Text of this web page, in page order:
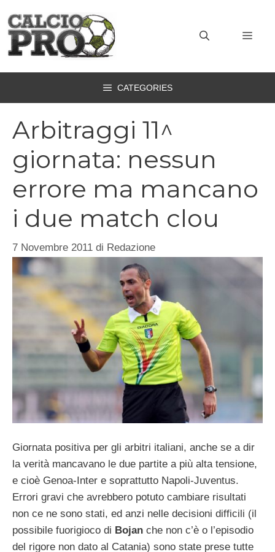
contenuto
CATEGORIES
Arbitraggi 11^
giornata: nessun
errore ma mancano
i due match clou
7 Novembre 2011 di Redazione
Giornata positiva per gli arbitri italiani, anche se a dir
la verità mancavano le due partite a più alta tensione,
e cioè Genoa-Inter e soprattutto Napoli-Juventus.
Errori gravi che avrebbero potuto cambiare risultati
non ce ne sono stati, ed anzi nelle decisioni difficili (il
possibile fuorigioco di Bojan che non c’è o l’episodio
del rigore non dato al Catania) sono state prese tutte